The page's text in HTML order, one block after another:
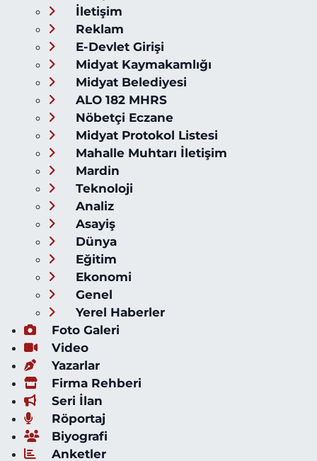
İletişim
Reklam
E-Devlet Girişi
Midyat Kaymakamlığı
Midyat Belediyesi
ALO 182 MHRS
Nöbetçi Eczane
Midyat Protokol Listesi
Mahalle Muhtarı İletişim
Mardin
Teknoloji
Analiz
Asayiş
Dünya
Eğitim
Ekonomi
Genel
Yerel Haberler
Foto Galeri
Video
Yazarlar
Firma Rehberi
Seri İlan
Röportaj
Biyografi
Anketler